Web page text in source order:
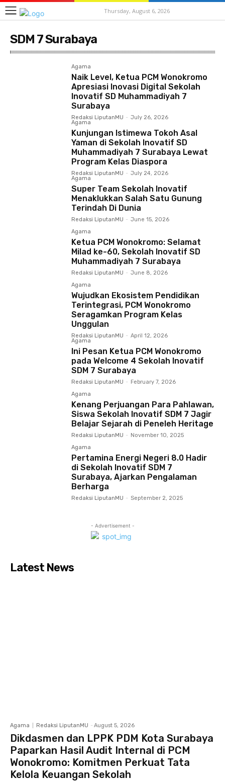
Thursday, August 6, 2026
SDM 7 Surabaya
Agama
Naik Level, Ketua PCM Wonokromo
Apresiasi Inovasi Digital Sekolah
Inovatif SD Muhammadiyah 7
Surabaya
Redaksi LiputanMU - July 26, 2026
Agama
Kunjungan Istimewa Tokoh Asal
Yaman di Sekolah Inovatif SD
Muhammadiyah 7 Surabaya Lewat
Program Kelas Diaspora
Redaksi LiputanMU - July 24, 2026
Agama
Super Team Sekolah Inovatif
Menaklukkan Salah Satu Gunung
Terindah Di Dunia
Redaksi LiputanMU - June 15, 2026
Agama
Ketua PCM Wonokromo: Selamat
Milad ke-60, Sekolah Inovatif SD
Muhammadiyah 7 Surabaya
Redaksi LiputanMU - June 8, 2026
Agama
Wujudkan Ekosistem Pendidikan
Terintegrasi, PCM Wonokromo
Seragamkan Program Kelas
Unggulan
Redaksi LiputanMU - April 12, 2026
Agama
Ini Pesan Ketua PCM Wonokromo
pada Welcome 4 Sekolah Inovatif
SDM 7 Surabaya
Redaksi LiputanMU -
February 7, 2026
Agama
Kenang Perjuangan Para Pahlawan,
Siswa Sekolah Inovatif SDM 7 Jagir
Belajar Sejarah di Peneleh Heritage
Redaksi LiputanMU -
November 10, 2025
Agama
Pertamina Energi Negeri 8.0 Hadir
di Sekolah Inovatif SDM 7
Surabaya, Ajarkan Pengalaman
Berharga
Redaksi LiputanMU - September 2, 2025
- Advertisement -
Latest News
Agama Redaksi LiputanMU - August 5, 2026
Dikdasmen dan LPPK PDM Kota Surabaya
Paparkan Hasil Audit Internal di PCM
Wonokromo: Komitmen Perkuat Tata
Kelola Keuangan Sekolah